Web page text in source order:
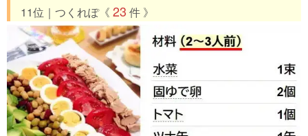
11位｜つくれぽ《 23 件 》